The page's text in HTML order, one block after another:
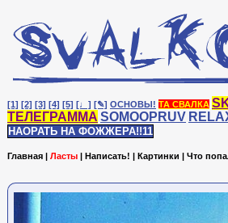
[1] [2] [3] [4] [5] [♩] [✎] ОСНОВЫ! ТА СВАЛКА
ТЕЛЕГРАММА SOMOOPRUV
НАОРАТЬ НА ФОЖЖЕРА!!11
Главная | Ласты | Написать! | Картинки | Что